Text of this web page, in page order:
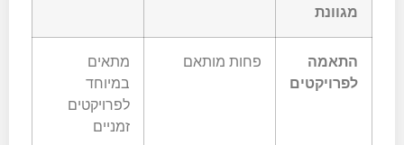
מגוונת
התאמה
לפרויקטים
פחות מותאם
מתאים
במיוחד
לפרויקטים
זמניים